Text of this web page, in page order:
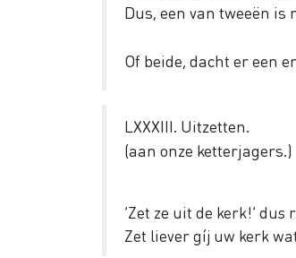
Dus, een van tweeën is
Of beide, dacht er een
LXXXIII. Uitzetten.
(aan onze ketterjagers.)
‘Zet ze uit de kerk!’ dus
Zet liever gíj uw kerk